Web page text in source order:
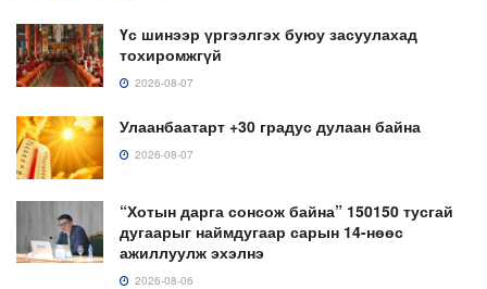
Үс шинээр үргээлгэх буюу засуулахад
тохиромжгүй
2026-08-07
Улаанбаатарт +30 градус дулаан байна
2026-08-07
“Хотын дарга сонсож байна” 150150 тусгай
дугаарыг наймдугаар сарын 14-нөөс
ажиллуулж эхэлнэ
2026-08-06